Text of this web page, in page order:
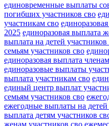
единовременные выплаты
погибших участников сво
участникам сво
2025 единоразовая выплата
выплата на детей участников
семьям участников сво
единоразовая выплата
единоразовые выплаты
выплата участникам сво
единый центр выплат
семьям участников сво
ежегодные выплаты на детей
выплата детям участников
женам участников сво